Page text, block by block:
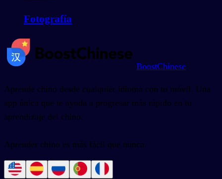
Fotografía
BoostChinese
Aprende chino desde cualquier idioma con tu móvil. Una
app única que te ayuda a progresar más rápido en tu
aprendizaje del chino.
Aprender chino es más fácil que nunca.